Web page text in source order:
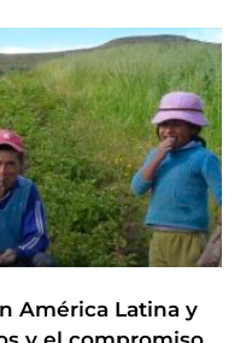
América Latina y